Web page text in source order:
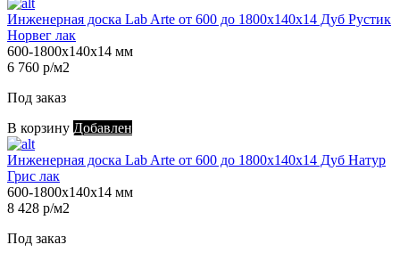
Инженерная доска Lab Arte от 600 до 1800х140х14 Дуб Рустик
Норвег лак
600-1800х140х14 мм
6 760 р/м2
Под заказ
В корзину Добавлен
Инженерная доска Lab Arte от 600 до 1800х140х14 Дуб Натур
Грис лак
600-1800х140х14 мм
8 428 р/м2
Под заказ